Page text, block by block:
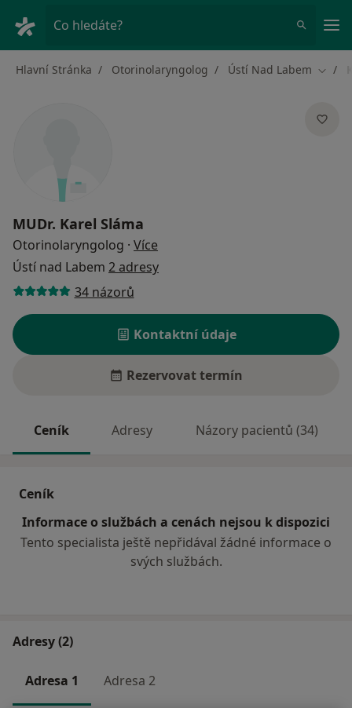
Co hledáte?
Hlavní Stránka Otorinolaryngolog Ústí Nad Labem
MUDr. Karel Sláma
Otorinolaryngolog · Více
Ústí nad Labem 2 adresy
34 názorů
Kontaktní údaje
Rezervovat termín
Ceník Adresy Názory pacientů (34)
Ceník
Informace o službách a cenách nejsou k dispozici
Tento specialista ještě nepřidával žádné informace o
svých službách.
Adresy (2)
Adresa 1 Adresa 2